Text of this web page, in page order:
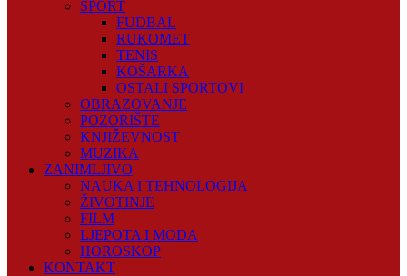
SPORT
FUDBAL
RUKOMET
TENIS
KOŠARKA
OSTALI SPORTOVI
OBRAZOVANJE
POZORIŠTE
KNJIŽEVNOST
MUZIKA
ZANIMLJIVO
NAUKA I TEHNOLOGIJA
ŽIVOTINJE
FILM
LJEPOTA I MODA
HOROSKOP
KONTAKT